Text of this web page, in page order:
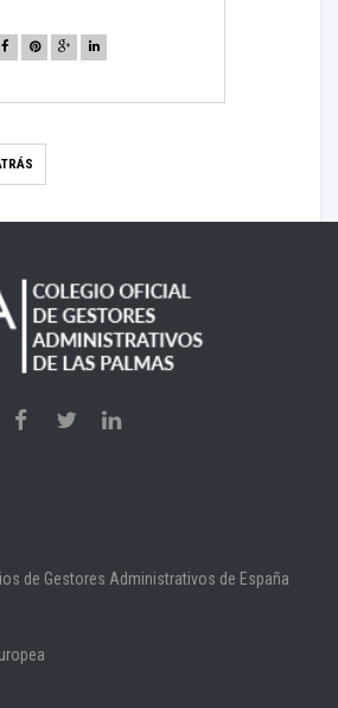
de Gestores Administrativos de España